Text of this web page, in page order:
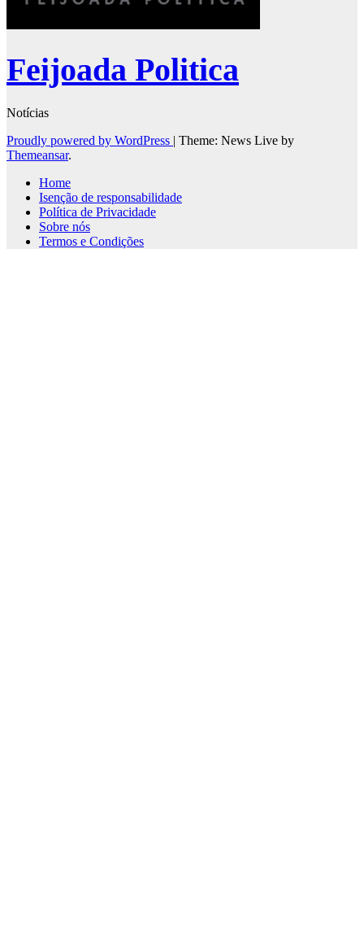
Feijoada Politica
Notícias
Proudly powered by WordPress | Theme: News Live by
Themeansar.
Home
Isenção de responsabilidade
Política de Privacidade
Sobre nós
Termos e Condições